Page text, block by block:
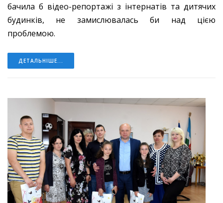
бачила б відео-репортажі з інтернатів та дитячих
будинків, не замислювалась би над цією
проблемою.
ДЕТАЛЬНІШЕ...